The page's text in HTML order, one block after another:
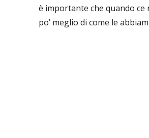
è importante che quando ce
po’ meglio di come le